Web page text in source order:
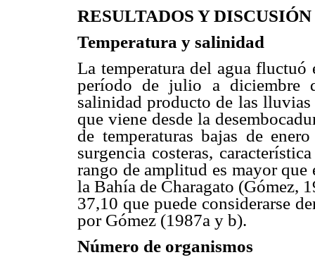
RESULTADOS Y DISCUSIÓN
Temperatura y salinidad
La temperatura del agua
período de julio a diciembre
salinidad producto de las
que viene desde la
de temperaturas bajas de
surgencia costeras,
rango de amplitud es mayor
la Bahía de Charagato (Gómez,
37,10 que puede considerarse
por Gómez (1987a y b).
Número de organismos